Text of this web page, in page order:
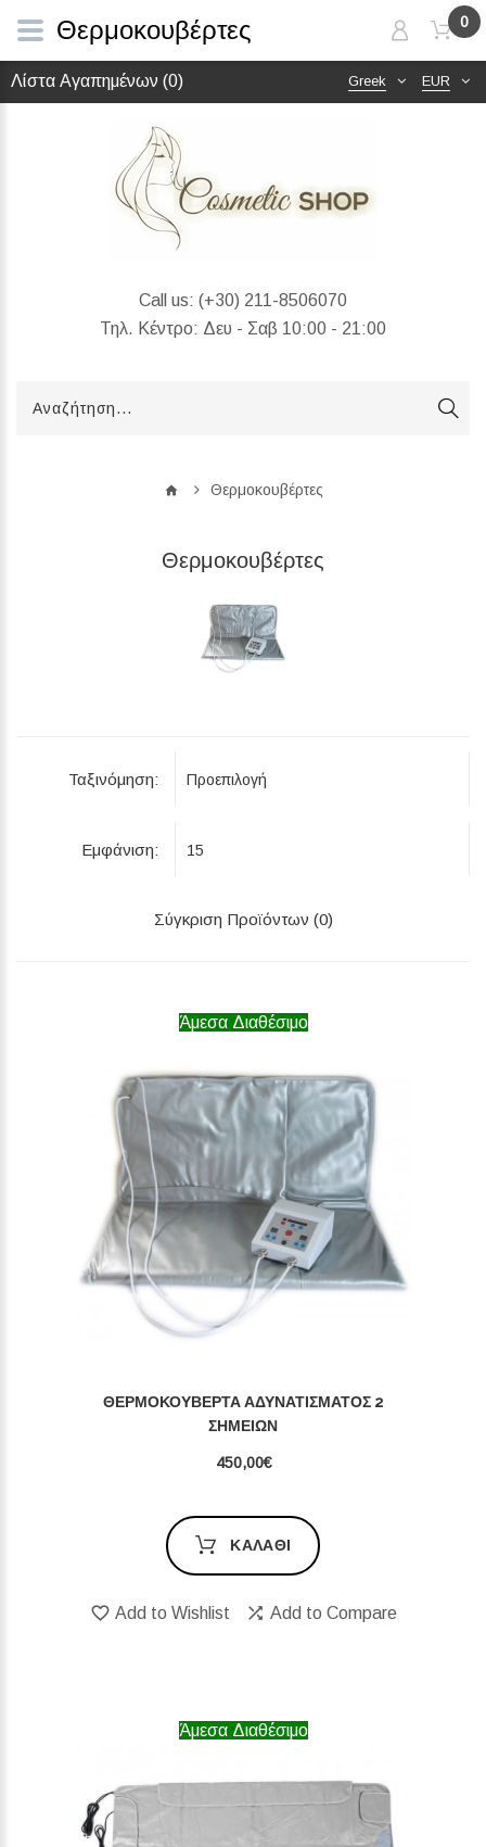
EUR
Greek
Call us: (+30) 211-8506070
Τηλ. Κέντρο: Δευ - Σαβ 10:00 - 21:00
0
Λίστα Αγαπημένων (0)
Θερμοκουβέρτες
Θερμοκουβέρτες
Ταξινόμηση:
Εμφάνιση:
Σύγκριση Προϊόντων (0)
Άμεσα Διαθέσιμο
ΘΕΡΜΟΚΟΥΒΈΡΤΑ ΑΔΥΝΑΤΊΣΜΑΤΟΣ 2
ΣΗΜΕΊΩΝ
450,00€
ΚΑΛΆΘΙ
Add to Wishlist Add to Compare
Άμεσα Διαθέσιμο
Θερμοκουβέρτες